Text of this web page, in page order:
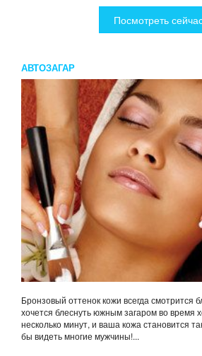
Посмотреть
АВТОЗАГАР
Бронзовый оттенок кожи всегда смотрится
хочется блеснуть южным загаром во время
несколько минут, и ваша кожа становится
бы видеть многие мужчины!...